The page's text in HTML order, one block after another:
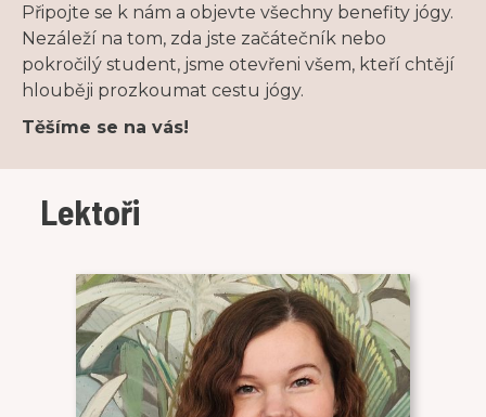
Připojte se k nám a objevte všechny benefity jógy.
Nezáleží na tom, zda jste začátečník nebo
pokročilý student, jsme otevřeni všem, kteří chtějí
hlouběji prozkoumat cestu jógy.
Těšíme se na vás!
Lektoři